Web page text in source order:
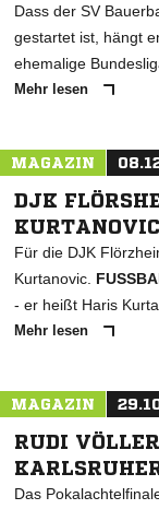
Dass der SV
gestartet ist, hängt
ehemalige
Mehr lesen
MAGAZIN
DJK
KURTANOVIC
Für die DJK
Kurtanovic.
- er heißt Haris
Mehr lesen
MAGAZIN
RUDI
Das